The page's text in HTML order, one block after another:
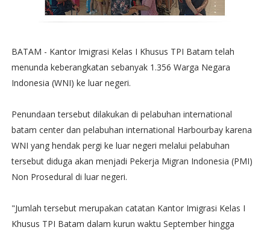
BATAM - Kantor Imigrasi Kelas I Khusus TPI Batam telah
menunda keberangkatan sebanyak 1.356 Warga Negara
Indonesia (WNI) ke luar negeri.
Penundaan tersebut dilakukan di pelabuhan international
batam center dan pelabuhan international Harbourbay karena
WNI yang hendak pergi ke luar negeri melalui pelabuhan
tersebut diduga akan menjadi Pekerja Migran Indonesia (PMI)
Non Prosedural di luar negeri.
"Jumlah tersebut merupakan catatan Kantor Imigrasi Kelas I
Khusus TPI Batam dalam kurun waktu September hingga